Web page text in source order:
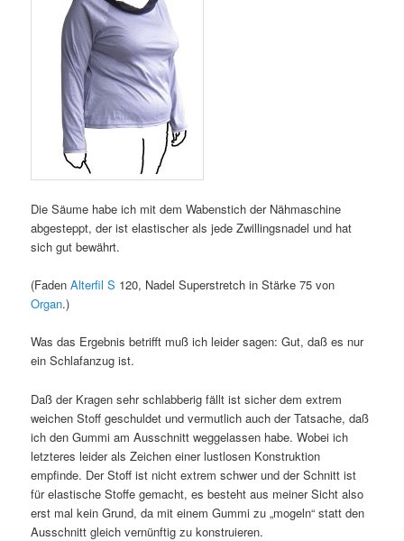
Die Säume habe ich mit dem Wabenstich der Nähmaschine
abgesteppt, der ist elastischer als jede Zwillingsnadel und hat
sich gut bewährt.
(FadenAlterfil S 120, Nadel Superstretch in Stärke 75 von
Organ.)
Was das Ergebnis betrifft muß ich leider sagen: Gut, daß es nur
ein Schlafanzug ist.
Daß der Kragen sehr schlabberig fällt ist sicher dem extrem
weichen Stoff geschuldet und vermutlich auch der Tatsache, daß
ich den Gummi am Ausschnitt weggelassen habe. Wobei ich
letzteres leider als Zeichen einer lustlosen Konstruktion
empfinde. Der Stoff ist nicht extrem schwer und der Schnitt ist
für elastische Stoffe gemacht, es besteht aus meiner Sicht also
erst mal kein Grund, da mit einem Gummi zu „mogeln“ statt den
Ausschnitt gleich vernünftig zu konstruieren.